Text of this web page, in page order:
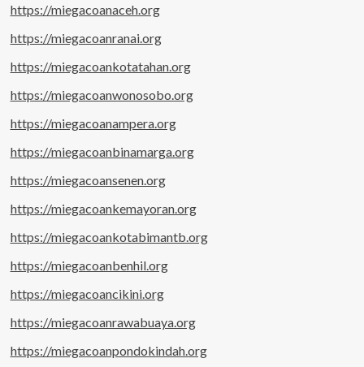
https://miegacoanaceh.org
https://miegacoanranai.org
https://miegacoankotatahan.org
https://miegacoanwonosobo.org
https://miegacoanampera.org
https://miegacoanbinamarga.org
https://miegacoansenen.org
https://miegacoankemayoran.org
https://miegacoankotabimantb.org
https://miegacoanbenhil.org
https://miegacoancikini.org
https://miegacoanrawabuaya.org
https://miegacoanpondokindah.org